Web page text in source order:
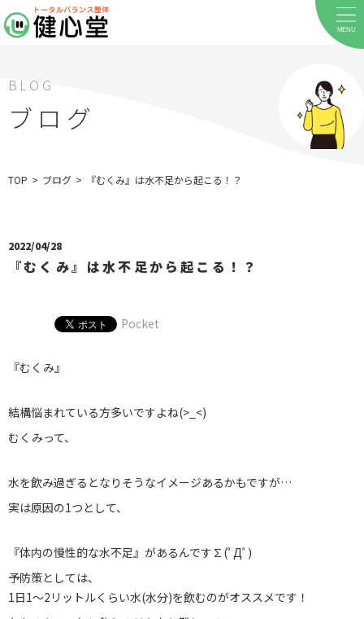
MENU
ホーム
店舗案内
BLOG
ブログ
TOP > ブログ > 『むくみ』は水不足から起こる！？
2022/04/28
『むくみ』は水不足から起こる！？
Pocket
『むくみ』
結構悩まれている方多いですよね(>_<)
むくみって、
水を飲み過ぎるとなりそうなイメージあるかもですが…
実は原因の1つとして、
『体内の慢性的な水不足』があるんです∑(ﾟДﾟ)
予防策としては、
1日1〜2リットルくらい水(水分)を飲むのがオススメです！